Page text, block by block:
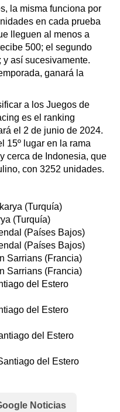
la misma funciona por
en cada prueba
lleguen al menos a
500; el segundo
así sucesivamente.
ganará la
a los Juegos de
es el ranking
el 2 de junio de 2024.
15º lugar en la rama
cerca de Indonesia, que
con 3252 unidades.
(Turquía)
(Turquía)
(Países Bajos)
(Países Bajos)
Sarrians (Francia)
Sarrians (Francia)
del Estero
del Estero
del Estero
del Estero
Noticias